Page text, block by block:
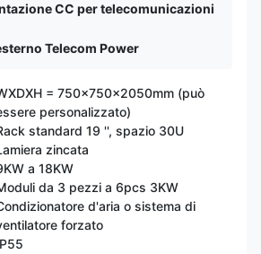
CC per telecomunicazioni
Telecom Power
= 750x750x2050mm (può
personalizzato)
standard 19 '', spazio 30U
zincata
a 18KW
da 3 pezzi a 6pcs 3KW
d'aria o sistema di
forzato